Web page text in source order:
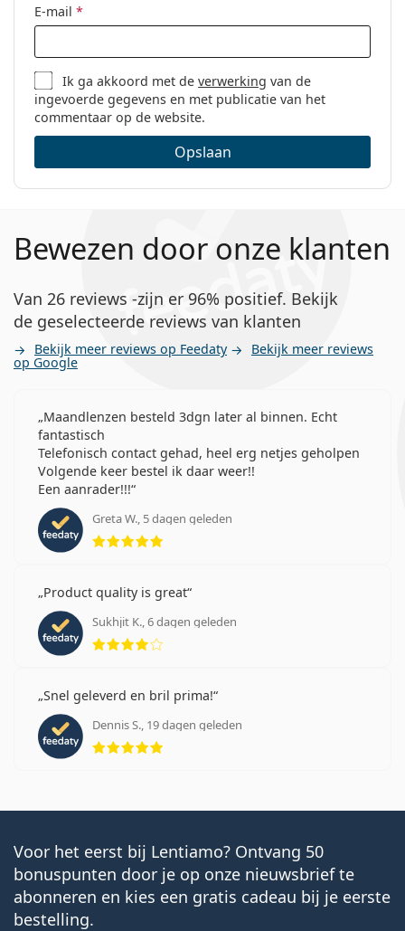
E-mail *
Ik ga akkoord met deverwerking van de
ingevoerde gegevens en met publicatie van het
commentaar op de website.
Opslaan
Bewezen door onze klanten
Van 26 reviews -zijn er 96% positief. Bekijk
de geselecteerde reviews van klanten
Bekijk meer reviews op Feedaty Bekijk meer reviews
op Google
Maandlenzen besteld 3dgn later al binnen. Echt
fantastisch
Telefonisch contact gehad, heel erg netjes geholpen
Volgende keer bestel ik daar weer!!
Een aanrader!!!
Greta W., 5 dagen geleden
Beoordeling 5 van 5
Product quality is great
Sukhjit K., 6 dagen geleden
Beoordeling 4 van 5
Snel geleverd en bril prima!
Dennis S., 19 dagen geleden
Beoordeling 5 van 5
Voor het eerst bij Lentiamo? Ontvang 50
bonuspunten door je op onze nieuwsbrief te
abonneren en kies een gratis cadeau bij je eerste
bestelling.